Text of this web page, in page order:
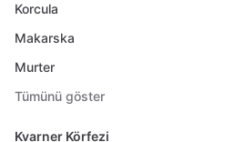
Korcula
Makarska
Murter
Tümünü göster
Kvarner Körfezi